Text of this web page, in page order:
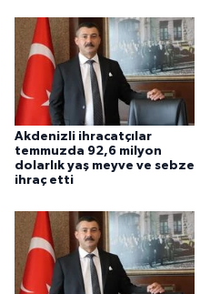
Akdenizli ihracatçılar
temmuzda 92,6 milyon
dolarlık yaş meyve ve sebze
ihraç etti